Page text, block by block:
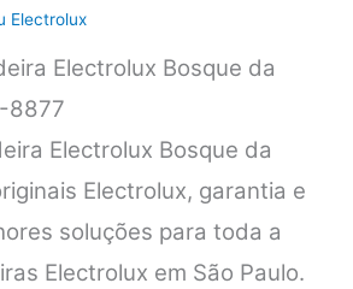
Electrolux
Electrolux Bosque da
8877
Electrolux Bosque da
Electrolux, garantia e
soluções para toda a
Electrolux em São Paulo.